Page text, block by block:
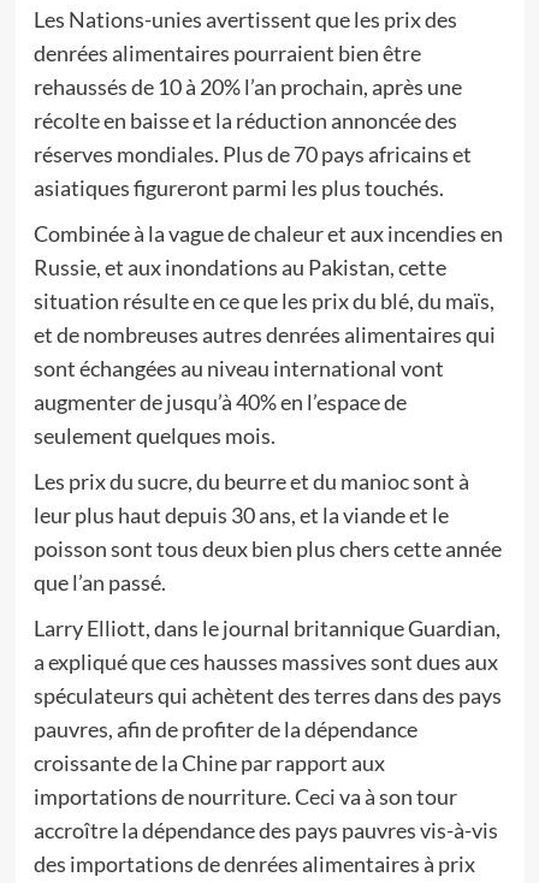
Les Nations-unies avertissent que les prix des
denrées alimentaires pourraient bien être
rehaussés de 10 à 20% l’an prochain, après une
récolte en baisse et la réduction annoncée des
réserves mondiales. Plus de 70 pays africains et
asiatiques figureront parmi les plus touchés.
Combinée à la vague de chaleur et aux incendies en
Russie, et aux inondations au Pakistan, cette
situation résulte en ce que les prix du blé, du maïs,
et de nombreuses autres denrées alimentaires qui
sont échangées au niveau international vont
augmenter de jusqu’à 40% en l’espace de
seulement quelques mois.
Les prix du sucre, du beurre et du manioc sont à
leur plus haut depuis 30 ans, et la viande et le
poisson sont tous deux bien plus chers cette année
que l’an passé.
Larry Elliott, dans le journal britannique Guardian,
a expliqué que ces hausses massives sont dues aux
spéculateurs qui achètent des terres dans des pays
pauvres, afin de profiter de la dépendance
croissante de la Chine par rapport aux
importations de nourriture. Ceci va à son tour
accroître la dépendance des pays pauvres vis-à-vis
des importations de denrées alimentaires à prix